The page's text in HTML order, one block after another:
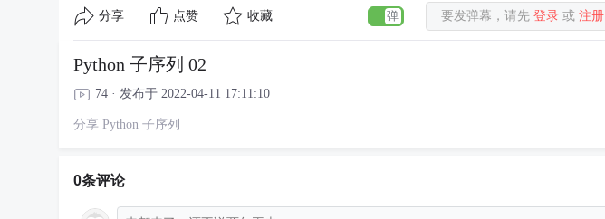
分享 点赞 收藏 要发弹幕，请先登录 或注册
Python 子序列 02
74 · 发布于 2022-04-11 17:11:10
分享 Python 子序列
0条评论